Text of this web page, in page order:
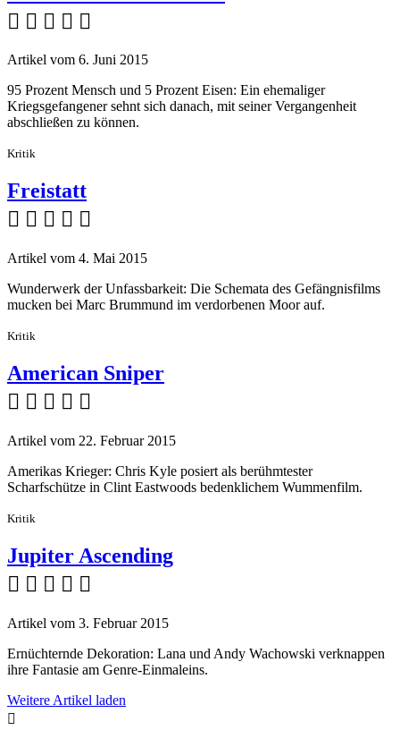
    
Artikel vom 6. Juni 2015
95 Prozent Mensch und 5 Prozent Eisen: Ein ehemaliger
Kriegsgefangener sehnt sich danach, mit seiner Vergangenheit
abschließen zu können.
Kritik
Freistatt
    
Artikel vom 4. Mai 2015
Wunderwerk der Unfassbarkeit: Die Schemata des Gefängnisfilms
mucken bei Marc Brummund im verdorbenen Moor auf.
Kritik
American Sniper
    
Artikel vom 22. Februar 2015
Amerikas Krieger: Chris Kyle posiert als berühmtester
Scharfschütze in Clint Eastwoods bedenklichem Wummenfilm.
Kritik
Jupiter Ascending
    
Artikel vom 3. Februar 2015
Ernüchternde Dekoration: Lana und Andy Wachowski verknappen
ihre Fantasie am Genre-Einmaleins.
Weitere Artikel laden
